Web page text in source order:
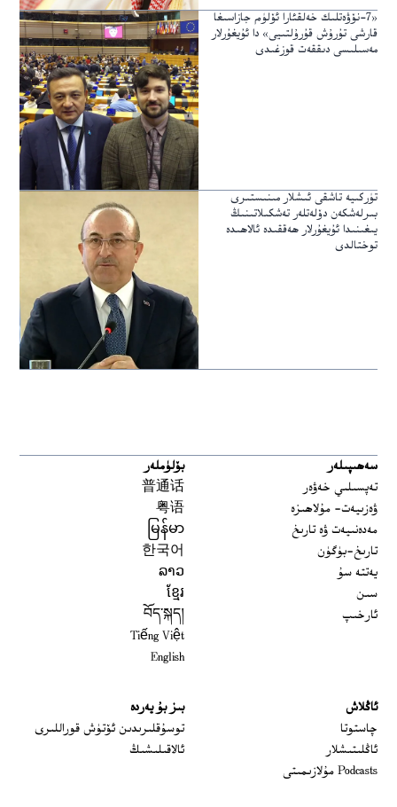
«7-نۆۋەتلىك خەلقئارا ئۆلۈم جازاسىغا
قارشى تۇرۇش قۇرۇلتىيى» دا ئۇيغۇرلار
مەسىلىسى دىققەت قوزغىدى
تۈركىيە تاشقى ئىشلار مىنىستىرى
بىرلەشكەن دۆلەتلەر تەشكىلاتىنىڭ
يىغىنىدا ئۇيغۇرلار ھەققىدە ئالاھىدە
توختالدى
سەھىپىلەر
تەپسىلىي خەۋەر
ۋەزىيەت- مۇلاھىزە
مەدەنىيەت ۋە تارىخ
تارىخ-بۈگۈن
يەتتە سۇ
سىن
ئارخىپ
بۆلۈملەر
普通话
粤语
မြန်မာ
한국어
ລາວ
ខ្មែរ
བོད་སྐད།
Tiếng Việt
English
ئاڭلاش
چاستوتا
ئاڭلىتىشلار
Podcasts مۇلازىمىتى
بىز بۇ يەردە
توسۇقلىرىدىن ئۆتۈش قوراللىرى
ئالاقىلىشىڭ